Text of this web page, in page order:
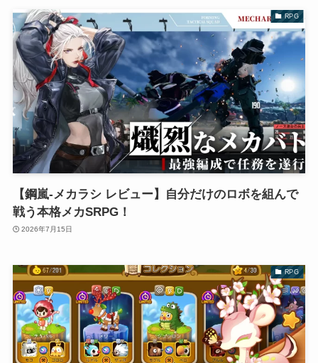
RPG
【鋼嵐-メカラシ レビュー】自分だけのロボを組んで
戦う本格メカSRPG！
2026年7月15日
RPG